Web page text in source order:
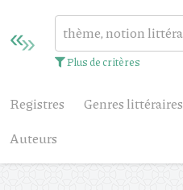
Plus de critères
Registres Genres littéraires
Auteurs